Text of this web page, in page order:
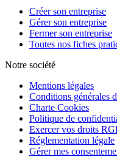
Créer son entreprise
Gérer son entreprise
Fermer son entreprise
Toutes nos fiches
Notre société
Mentions légales
Conditions générales
Charte Cookies
Politique de
Exercer vos droits
Réglementation légale
Gérer mes